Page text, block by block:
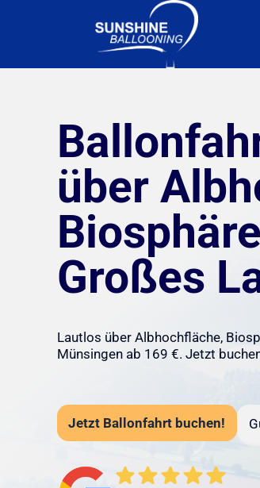
über
Großes
Lautlos über Albhochfläche,
Münsingen ab 169 €. Jetzt
Jetzt Ballonfahrt buchen!